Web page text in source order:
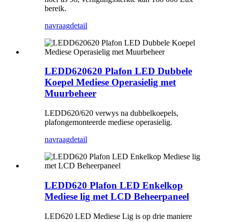
bereik.
navraagdetail
LEDD620620 Plafon LED Dubbele
Koepel Mediese Operasielig met
Muurbeheer
LEDD620/620 verwys na dubbelkoepels,
plafongemonteerde mediese operasielig.
navraagdetail
LEDD620 Plafon LED Enkelkop
Mediese lig met LCD Beheerpaneel
LED620 LED Mediese Lig is op drie maniere